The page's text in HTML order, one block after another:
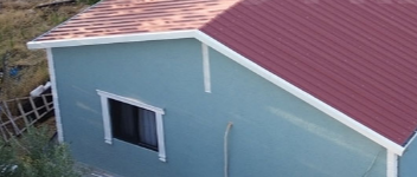
Prefabrik Acil Afet Binaları